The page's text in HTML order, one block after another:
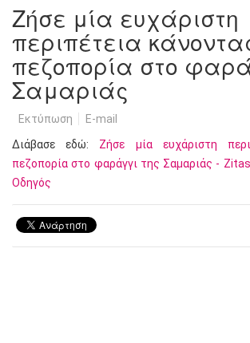
Ζήσε μία ευχάριστη
περιπέτεια
πεζοπορία στο
Σαμαριάς
Εκτύπωση E-mail
Διάβασε εδώ: Ζήσε μία ευχάριστη
πεζοπορία στο φαράγγι της Σαμαριάς -
Οδηγός